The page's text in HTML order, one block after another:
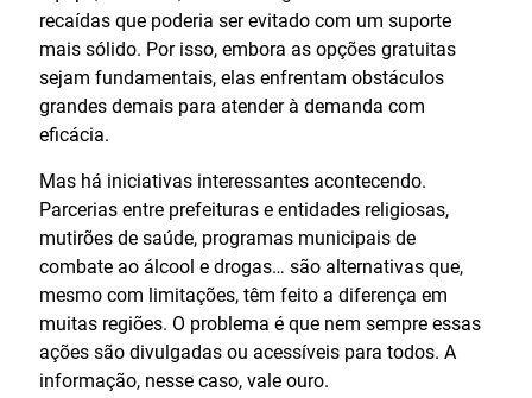
recaídas que poderia ser evitado com um suporte
mais sólido. Por isso, embora as opções gratuitas
sejam fundamentais, elas enfrentam obstáculos
grandes demais para atender à demanda com
eficácia.
Mas há iniciativas interessantes acontecendo.
Parcerias entre prefeituras e entidades religiosas,
mutirões de saúde, programas municipais de
combate ao álcool e drogas… são alternativas que,
mesmo com limitações, têm feito a diferença em
muitas regiões. O problema é que nem sempre essas
ações são divulgadas ou acessíveis para todos. A
informação, nesse caso, vale ouro.